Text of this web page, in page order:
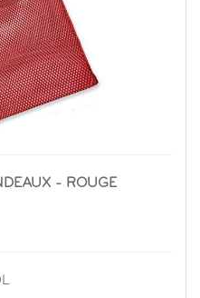
- ROUGE